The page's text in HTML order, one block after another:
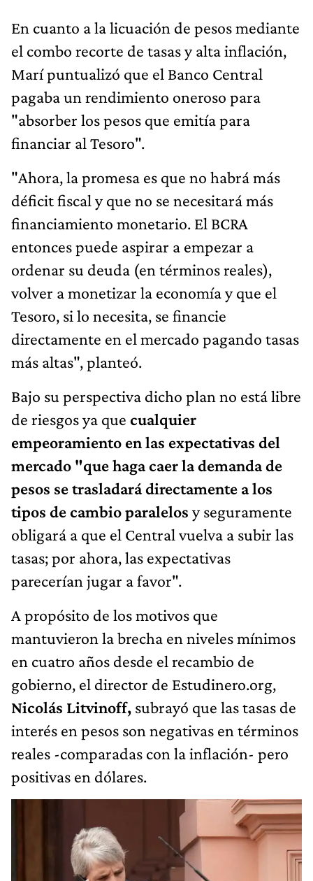
En cuanto a la licuación de pesos mediante
el combo recorte de tasas y alta inflación,
Marí puntualizó que el Banco Central
pagaba un rendimiento oneroso para
"absorber los pesos que emitía para
financiar al Tesoro".
"Ahora, la promesa es que no habrá más
déficit fiscal y que no se necesitará más
financiamiento monetario. El BCRA
entonces puede aspirar a empezar a
ordenar su deuda (en términos reales),
volver a monetizar la economía y que el
Tesoro, si lo necesita, se financie
directamente en el mercado pagando tasas
más altas", planteó.
Bajo su perspectiva dicho plan no está libre
de riesgos ya que cualquier
empeoramiento en las expectativas del
mercado "que haga caer la demanda de
pesos se trasladará directamente a los
tipos de cambio paralelos y seguramente
obligará a que el Central vuelva a subir las
tasas; por ahora, las expectativas
parecerían jugar a favor".
A propósito de los motivos que
mantuvieron la brecha en niveles mínimos
en cuatro años desde el recambio de
gobierno, el director de Estudinero.org,
Nicolás Litvinoff, subrayó que las tasas de
interés en pesos son negativas en términos
reales -comparadas con la inflación- pero
positivas en dólares.